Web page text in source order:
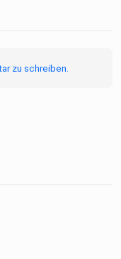
zu schreiben.